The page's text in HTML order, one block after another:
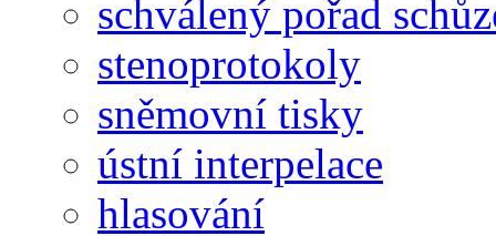
schválený pořad
stenoprotokoly
sněmovní tisky
ústní interpelace
hlasování